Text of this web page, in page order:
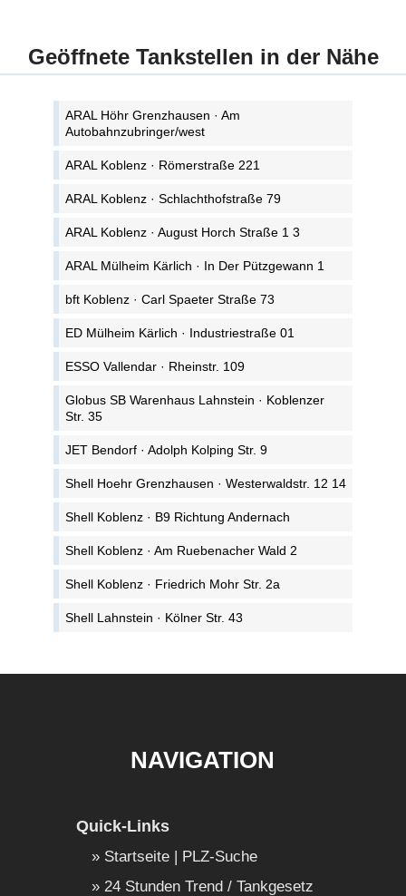
Geöffnete Tankstellen in der Nähe
ARAL Höhr Grenzhausen · Am
Autobahnzubringer/west
ARAL Koblenz · Römerstraße 221
ARAL Koblenz · Schlachthofstraße 79
ARAL Koblenz · August Horch Straße 1 3
ARAL Mülheim Kärlich · In Der Pützgewann 1
bft Koblenz · Carl Spaeter Straße 73
ED Mülheim Kärlich · Industriestraße 01
ESSO Vallendar · Rheinstr. 109
Globus SB Warenhaus Lahnstein · Koblenzer
Str. 35
JET Bendorf · Adolph Kolping Str. 9
Shell Hoehr Grenzhausen · Westerwaldstr. 12 14
Shell Koblenz · B9 Richtung Andernach
Shell Koblenz · Am Ruebenacher Wald 2
Shell Koblenz · Friedrich Mohr Str. 2a
Shell Lahnstein · Kölner Str. 43
NAVIGATION
Quick-Links
Startseite | PLZ-Suche
24 Stunden Trend / Tankgesetz